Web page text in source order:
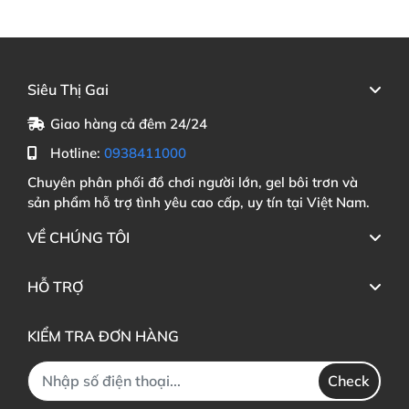
Siêu Thị Gai
Giao hàng cả đêm 24/24
Hotline: 0938411000
Chuyên phân phối đồ chơi người lớn, gel bôi trơn và
sản phẩm hỗ trợ tình yêu cao cấp, uy tín tại Việt Nam.
VỀ CHÚNG TÔI
HỖ TRỢ
KIỂM TRA ĐƠN HÀNG
Check